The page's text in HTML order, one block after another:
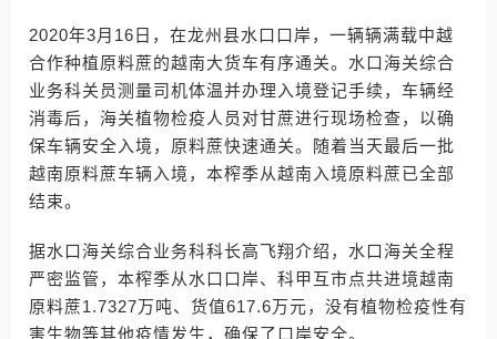
2020年3月16日，在龙州县水口口岸，一辆辆满载中越
合作种植原料蔗的越南大货车有序通关。水口海关综合
业务科关员测量司机体温并办理入境登记手续，车辆经
消毒后，海关植物检疫人员对甘蔗进行现场检查，以确
保车辆安全入境，原料蔗快速通关。随着当天最后一批
越南原料蔗车辆入境，本榨季从越南入境原料蔗已全部
结束。
据水口海关综合业务科科长高飞翔介绍，水口海关全程
严密监管，本榨季从水口口岸、科甲互市点共进境越南
原料蔗1.7327万吨、货值617.6万元，没有植物检疫性有
害生物等其他疫情发生，确保了口岸安全。